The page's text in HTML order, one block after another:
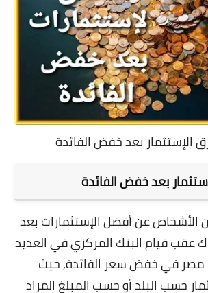
الإستثمار بعد خفض الفائدة
بعد خفض الفائدة
الأشخاص عن أفضل الإستثمارات بعد
عقب قيام البنك المركزي في العديد
مصر في خفض سعر الفائدة,حيث
حسب البلد أو حسب المبلغ المراد